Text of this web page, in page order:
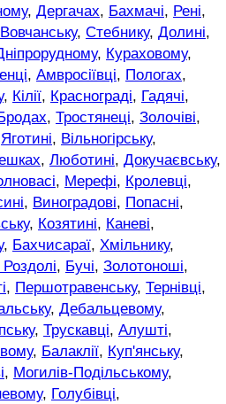
, Дергачах, Бахмачі, Рені,
Вовчанську, Стебнику, Долині,
, Кураховому,
, Амвросіївці, Пологах,
, Кілії, Краснограді, Гадячі,
Бродах, Тростянеці, Золочіві,
Яготині, Вільногірську,
, Люботині, Докучаєвську,
, Мерефі, Кролевці,
, Виноградові, Попасні,
, Козятині, Каневі,
, Бахчисараї, Хмільнику,
, Бучі, Золотоноші,
, Першотравенську, Тернівці,
, Дебальцевому,
, Трускавці, Алушті,
, Балаклії, Куп'янську,
, Могилів-Подільському,
, Голубівці,